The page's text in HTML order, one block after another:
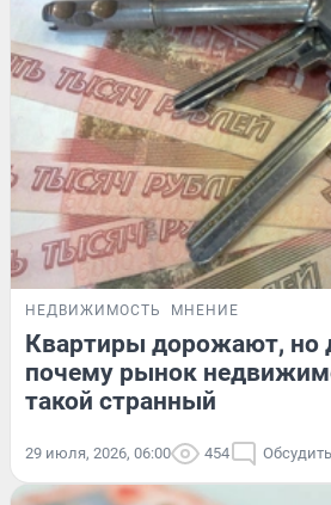
НЕДВИЖИМОСТЬ МНЕНИЕ
Квартиры дорожают, но
почему рынок
такой странный
29 июля, 2026, 06:00 454 Обсудить